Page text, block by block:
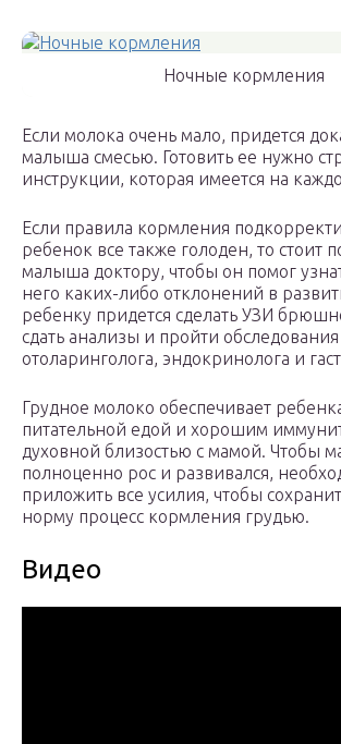
Ночные кормления
Если молока очень мало, придется
малыша смесью. Готовить ее нужно
инструкции, которая имеется на
Если правила кормления
ребенок все также голоден, то стоит
малыша доктору, чтобы он помог
него каких-либо отклонений в
ребенку придется сделать УЗИ
сдать анализы и пройти обследования
отоларинголога, эндокринолога и
Грудное молоко обеспечивает
питательной едой и хорошим
духовной близостью с мамой. Чтобы
полноценно рос и развивался,
приложить все усилия, чтобы
норму процесс кормления грудью.
Видео